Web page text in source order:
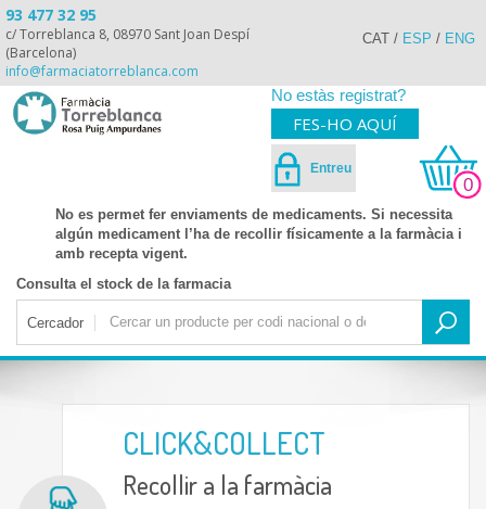
93 477 32 95
c/ Torreblanca 8, 08970 Sant Joan Despí
(Barcelona)
info@farmaciatorreblanca.com
CAT / ESP / ENG
No estàs registrat?
FES-HO AQUÍ
Entreu
0
No es permet fer enviaments de medicaments. Si necessita
algún medicament l’ha de recollir físicamente a la farmàcia i
amb recepta vigent.
Consulta el stock de la farmacia
Cercador
CLICK&COLLECT
Recollir a la farmàcia